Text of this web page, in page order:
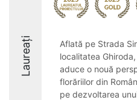
Laureați
Aflată pe Strada
localitatea
aduce o nouă
florăriilor din
pe dezvoltarea